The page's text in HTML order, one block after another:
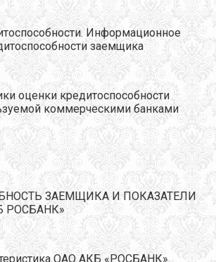
Информационное
заемщика
оценки кредитоспособности
коммерческими банками
ЗАЕМЩИКА И ПОКАЗАТЕЛИ
РОСБАНК»
ОАО АКБ «РОСБАНК»